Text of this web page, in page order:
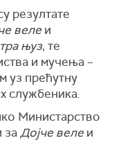
резултате
велеи
њуз, те
и мучења –
уз прећутну
службеника.
Министарство
заДојче велеи